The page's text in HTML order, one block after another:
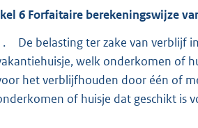
6 Forfaitaire berekeningswijze
De belasting ter zake van verblijf
welk onderkomen of
het verblijfhouden door één of
of huisje dat geschikt is